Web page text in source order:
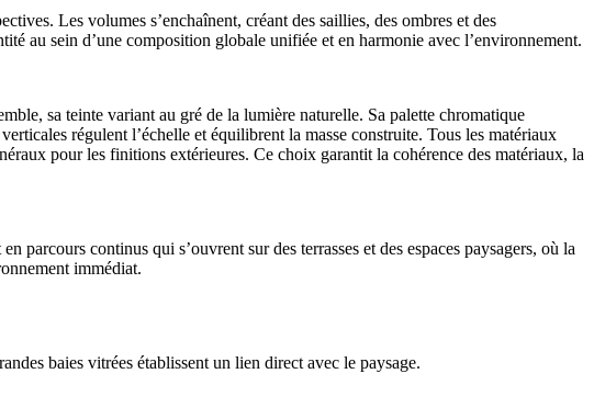
Les volumes s’enchaînent, créant des saillies, des ombres et des
au sein d’une composition globale unifiée et en harmonie avec l’environnement.
sa teinte variant au gré de la lumière naturelle. Sa palette chromatique
régulent l’échelle et équilibrent la masse construite. Tous les matériaux
pour les finitions extérieures. Ce choix garantit la cohérence des matériaux, la
parcours continus qui s’ouvrent sur des terrasses et des espaces paysagers, où la
immédiat.
baies vitrées établissent un lien direct avec le paysage.